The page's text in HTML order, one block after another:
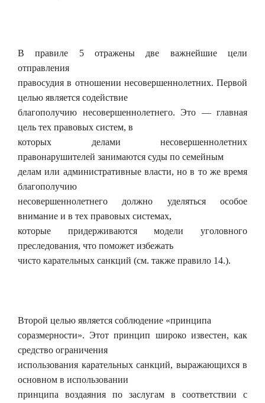
В правиле 5 отражены две важнейшие цели
отправления
правосудия в отношении несовершеннолетних. Первой
целью является содействие
благополучию несовершеннолетнего. Это — главная
цель тех правовых систем, в
которых делами несовершеннолетних
правонарушителей занимаются суды по семейным
делам или административные власти, но в то же время
благополучию
несовершеннолетнего должно уделяться особое
внимание и в тех правовых системах,
которые придерживаются модели уголовного
преследования, что поможет избежать
чисто карательных санкций (см. также правило 14.).
Второй целью является соблюдение «принципа
соразмерности». Этот принцип широко известен, как
средство ограничения
использования карательных санкций, выражающихся в
основном в использовании
принципа воздаяния по заслугам в соответствии с